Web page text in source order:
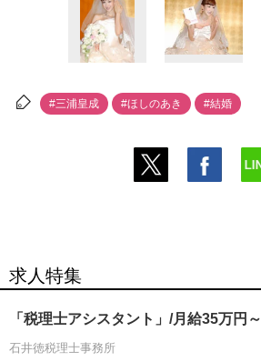
#三浦皇成 #ほしのあき #結婚
求人特集
「税理士アシスタント」/月給35万円～
石井徳税理士事務所